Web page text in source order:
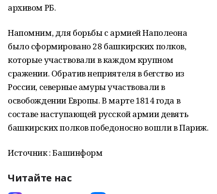
архивом РБ.
Напомним, для борьбы с армией Наполеона
было сформировано 28 башкирских полков,
которые участвовали в каждом крупном
сражении. Обратив неприятеля в бегство из
России, северные амуры участвовали в
освобождении Европы. В марте 1814 года в
составе наступающей русской армии девять
башкирских полков победоносно вошли в Париж.
Источник : Башинформ
Читайте нас